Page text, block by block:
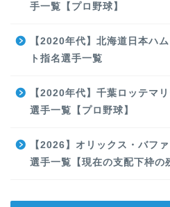
手一覧【プロ野球】
【2020年代】北海道日本ハ
ト指名選手一覧
【2020年代】千葉ロッテマ
選手一覧【プロ野球】
【2026】オリックス・バフ
選手一覧【現在の支配下枠の